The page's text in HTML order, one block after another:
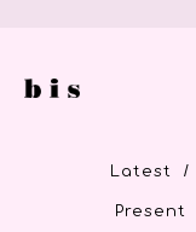
Latest /
Present